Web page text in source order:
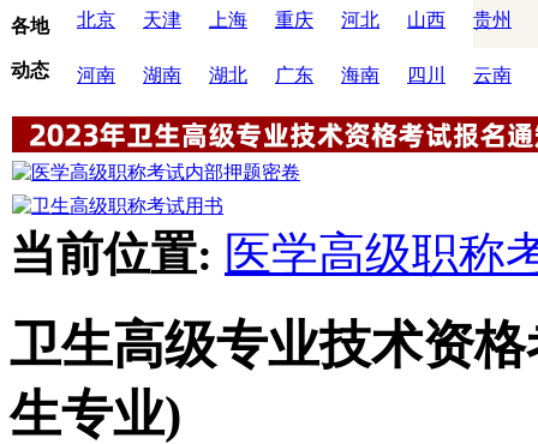
各地
动态
北京 天津 上海 重庆 河北 山西 贵州
河南 湖南 湖北 广东 海南 四川 云南
当前位置: 医学高级职称
卫生高级专业技术资
生专业)